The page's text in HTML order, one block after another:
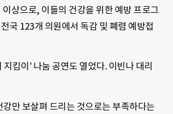
상으로, 이들의 건강을 위한 예방 프로그
국 123개 의원에서 독감 및 폐렴 예방접
킴이’ 나눔 공연도 열었다. 이빈나 대리
만 보살펴 드리는 것으로는 부족하다는